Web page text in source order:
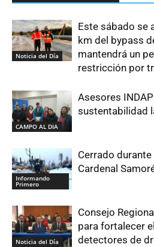
Noticia del Día
Este sábado se
km del bypass
mantendrá un
restricción por
CAMPO AL DIA
Asesores
sustentabilidad
Informando
Primero
Cerrado
Cardenal
Noticia del Día
Consejo
para fortalecer
detectores de